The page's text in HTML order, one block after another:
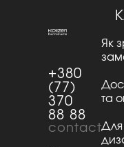
+380
(77)
370
88 88
Як
та
Для